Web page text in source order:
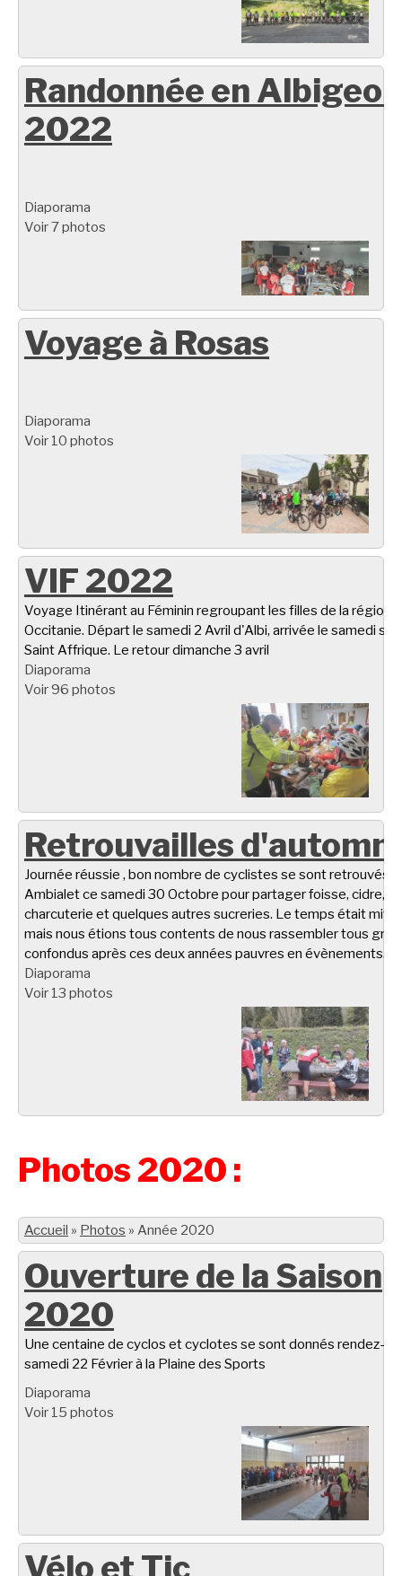
Randonnée en
2022
Diaporama
Voir 7 photos
Voyage à Rosas
Diaporama
Voir 10 photos
VIF 2022
Voyage Itinérant au Féminin regroupant les filles de la région
Occitanie. Départ le samedi 2 Avril d'Albi, arrivée le samedi
Saint Affrique. Le retour dimanche 3 avril
Diaporama
Voir 96 photos
Retrouvailles
Journée réussie , bon nombre de cyclistes se sont retrouvés à
Ambialet ce samedi 30 Octobre pour partager foisse, cidre,
charcuterie et quelques autres sucreries. Le temps était
mais nous étions tous contents de nous rassembler tous
confondus après ces deux années pauvres en évènements.
Diaporama
Voir 13 photos
Photos 2020 :
Accueil » Photos » Année 2020
Ouverture de la Saison
2020
Une centaine de cyclos et cyclotes se sont donnés rendez-
samedi 22 Février à la Plaine des Sports
Diaporama
Voir 15 photos
Vélo et Tic